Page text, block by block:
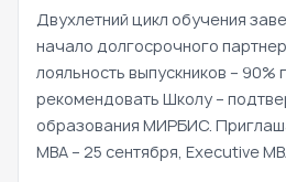
Двухлетний цикл обучения
начало долгосрочного
лояльность выпускников – 90%
рекомендовать Школу –
образования МИРБИС.
MBA – 25 сентября, Executive